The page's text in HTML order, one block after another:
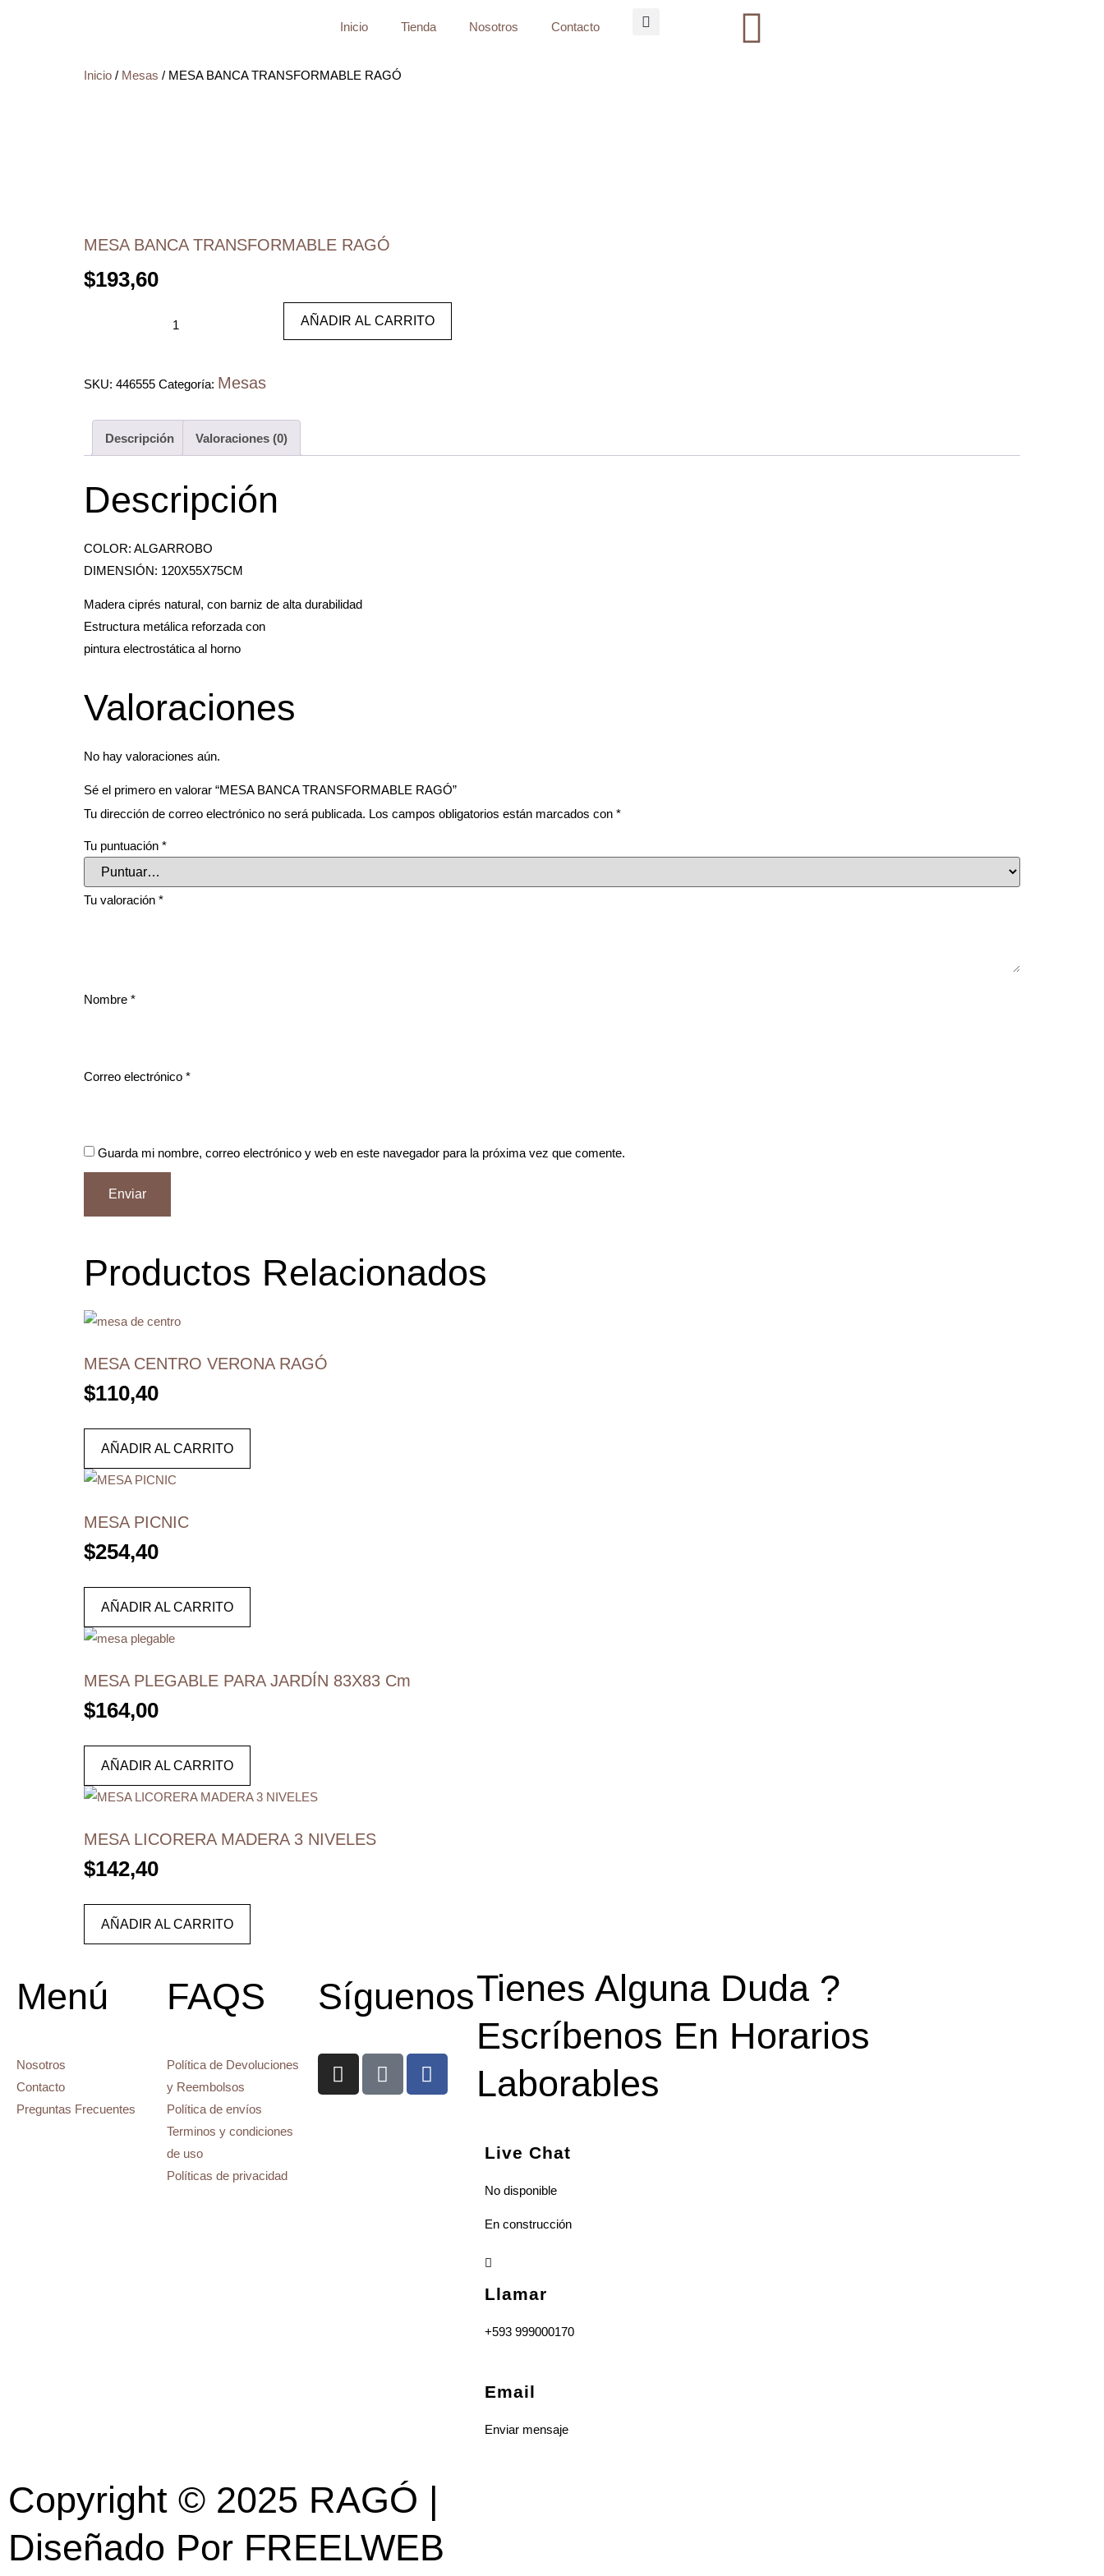
Inicio Tienda Nosotros Contacto
Inicio / Mesas / MESA BANCA TRANSFORMABLE RAGÓ
MESA BANCA TRANSFORMABLE RAGÓ
$193,60
AÑADIR AL CARRITO
SKU: 446555 Categoría: Mesas
Descripción Valoraciones (0)
Descripción
COLOR: ALGARROBO
DIMENSIÓN: 120X55X75CM
Madera ciprés natural, con barniz de alta durabilidad
Estructura metálica reforzada con
pintura electrostática al horno
Valoraciones
No hay valoraciones aún.
Sé el primero en valorar “MESA BANCA TRANSFORMABLE RAGÓ”
Tu dirección de correo electrónico no será publicada. Los campos obligatorios están marcados con *
Tu puntuación *
Tu valoración *
Nombre *
Correo electrónico *
Guarda mi nombre, correo electrónico y web en este navegador para la próxima vez que comente.
Productos Relacionados
MESA CENTRO VERONA RAGÓ
$110,40
AÑADIR AL CARRITO
MESA PICNIC
$254,40
AÑADIR AL CARRITO
MESA PLEGABLE PARA JARDÍN 83X83 Cm
$164,00
AÑADIR AL CARRITO
MESA LICORERA MADERA 3 NIVELES
$142,40
AÑADIR AL CARRITO
Menú
Nosotros
Contacto
Preguntas Frecuentes
FAQS
Política de Devoluciones
y Reembolsos
Política de envíos
Terminos y condiciones
de uso
Políticas de privacidad
SíguenosTienes Alguna Duda ?
Escríbenos En Horarios
Laborables
Live Chat
No disponible
En construcción
Llamar
+593 999000170
Email
Enviar mensaje
Copyright © 2025 RAGÓ |
Diseñado Por FREELWEB